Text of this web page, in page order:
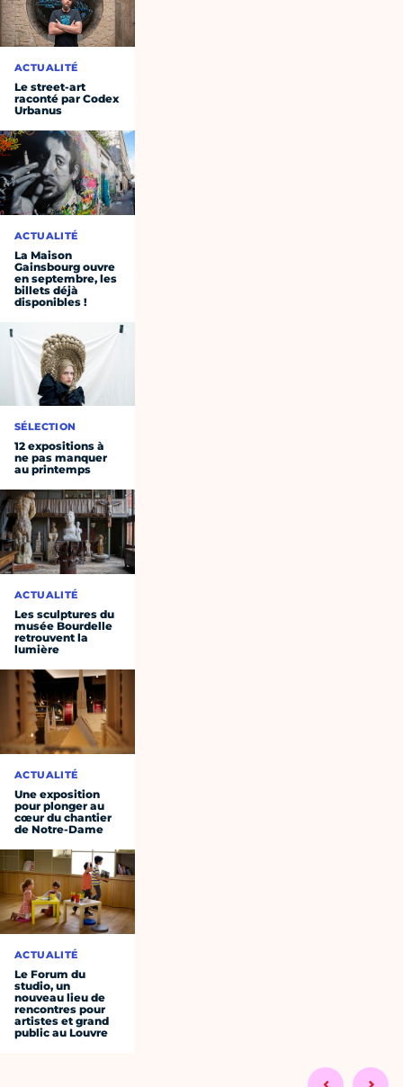
ACTUALITÉ
Le street-art
raconté par Codex
Urbanus
ACTUALITÉ
La Maison
Gainsbourg ouvre
en septembre, les
billets déjà
disponibles !
SÉLECTION
12 expositions à
ne pas manquer
au printemps
ACTUALITÉ
Les sculptures du
musée Bourdelle
retrouvent la
lumière
ACTUALITÉ
Une exposition
pour plonger au
cœur du chantier
de Notre-Dame
ACTUALITÉ
Le Forum du
studio, un
nouveau lieu de
rencontres pour
artistes et grand
public au Louvre